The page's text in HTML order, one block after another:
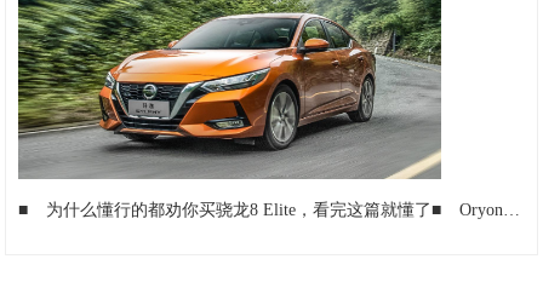
■ 为什么懂行的都劝你买骁龙8 Elite，看完这篇就懂了■ Oryon架构与高通多元化战略：一盘大棋，不在一人